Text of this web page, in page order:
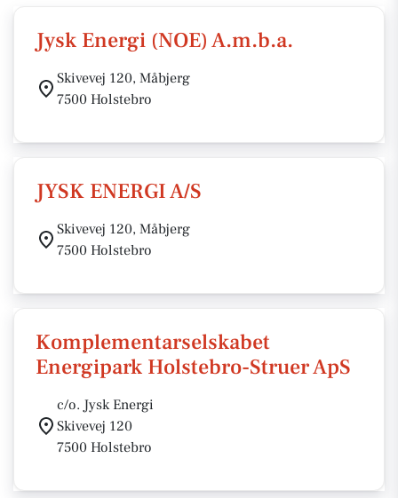
Jysk Energi (NOE) A.m.b.a.
Skivevej 120, Måbjerg
7500 Holstebro
JYSK ENERGI A/S
Skivevej 120, Måbjerg
7500 Holstebro
Komplementarselskabet
Energipark Holstebro-Struer ApS
c/o. Jysk Energi
Skivevej 120
7500 Holstebro